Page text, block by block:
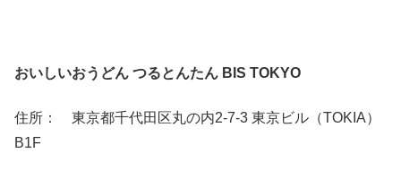
おいしいおうどん つるとんたん BIS TOKYO
住所： 東京都千代田区丸の内2-7-3 東京ビル（TOKIA）
B1F